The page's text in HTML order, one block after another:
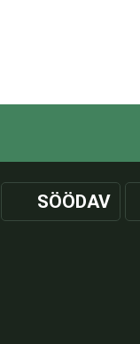
SÖÖDAV